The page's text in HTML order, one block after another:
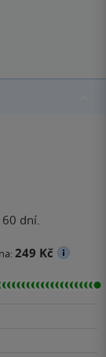
dní.
249 Kč